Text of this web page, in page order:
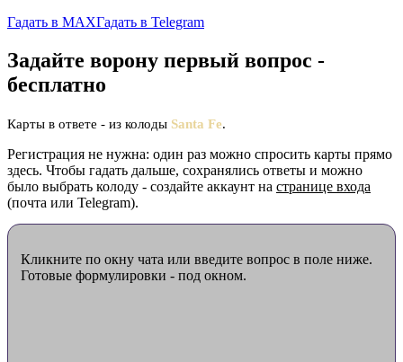
Гадать в MAXГадать в Telegram
Задайте ворону первый вопрос -
бесплатно
Карты в ответе - из колоды Santa Fe.
Регистрация не нужна: один раз можно спросить карты прямо
здесь. Чтобы гадать дальше, сохранялись ответы и можно
было выбрать колоду - создайте аккаунт на странице входа
(почта или Telegram).
Кликните по окну чата или введите вопрос в поле ниже.
Готовые формулировки - под окном.